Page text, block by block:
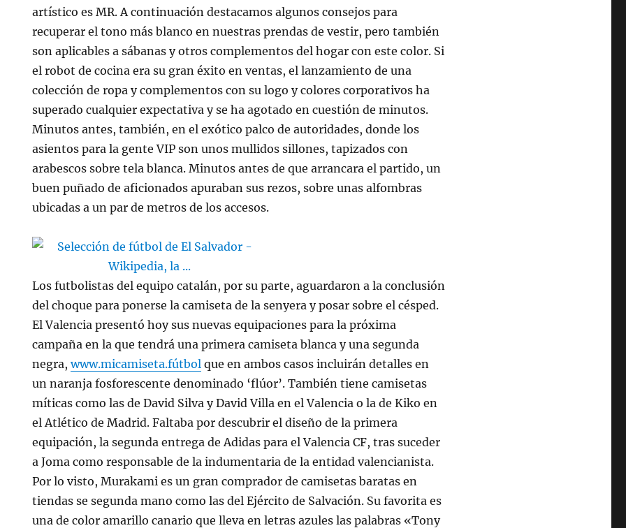
artístico es MR. A continuación destacamos algunos consejos para
recuperar el tono más blanco en nuestras prendas de vestir, pero también
son aplicables a sábanas y otros complementos del hogar con este color. Si
el robot de cocina era su gran éxito en ventas, el lanzamiento de una
colección de ropa y complementos con su logo y colores corporativos ha
superado cualquier expectativa y se ha agotado en cuestión de minutos.
Minutos antes, también, en el exótico palco de autoridades, donde los
asientos para la gente VIP son unos mullidos sillones, tapizados con
arabescos sobre tela blanca. Minutos antes de que arrancara el partido, un
buen puñado de aficionados apuraban sus rezos, sobre unas alfombras
ubicadas a un par de metros de los accesos.
Los futbolistas del equipo catalán, por su parte, aguardaron a la conclusión
del choque para ponerse la camiseta de la senyera y posar sobre el césped.
El Valencia presentó hoy sus nuevas equipaciones para la próxima
campaña en la que tendrá una primera camiseta blanca y una segunda
negra,www.micamiseta.fútbol que en ambos casos incluirán detalles en
un naranja fosforescente denominado ‘flúor’. También tiene camisetas
míticas como las de David Silva y David Villa en el Valencia o la de Kiko en
el Atlético de Madrid. Faltaba por descubrir el diseño de la primera
equipación, la segunda entrega de Adidas para el Valencia CF, tras suceder
a Joma como responsable de la indumentaria de la entidad valencianista.
Por lo visto, Murakami es un gran comprador de camisetas baratas en
tiendas se segunda mano como las del Ejército de Salvación. Su favorita es
una de color amarillo canario que lleva en letras azules las palabras «Tony